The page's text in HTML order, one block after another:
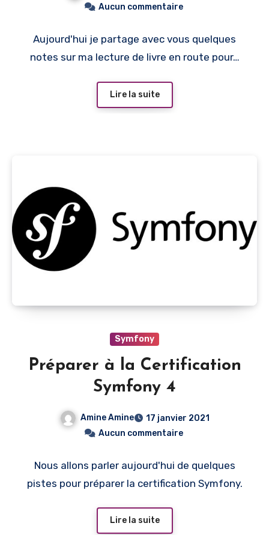
Aucun commentaire
Aujourd'hui je partage avec vous quelques
notes sur ma lecture de livre en route pour…
Lire la suite
Symfony
Préparer à la Certification
Symfony 4
Amine Amine
17 janvier 2021
Aucun commentaire
Nous allons parler aujourd'hui de quelques
pistes pour préparer la certification Symfony.
Lire la suite